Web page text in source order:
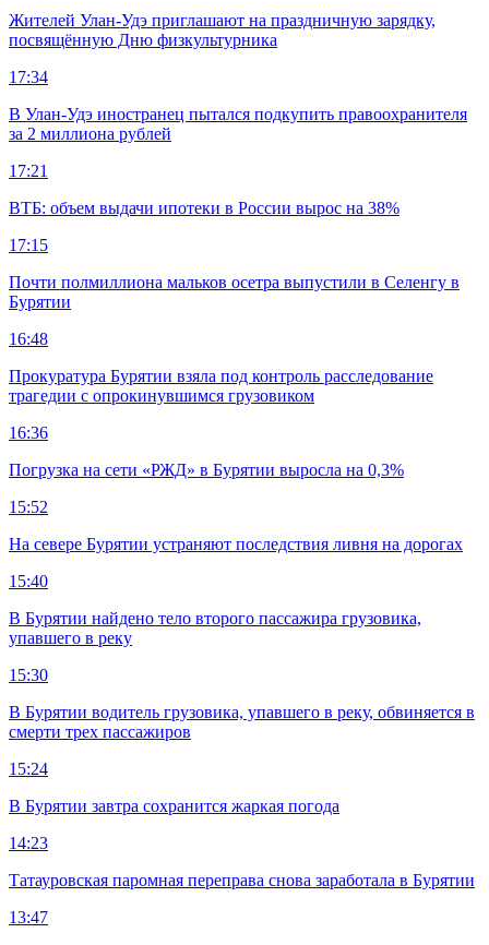
Жителей Улан-Удэ приглашают на праздничную зарядку,
посвящённую Дню физкультурника
17:34
В Улан-Удэ иностранец пытался подкупить правоохранителя
за 2 миллиона рублей
17:21
ВТБ: объем выдачи ипотеки в России вырос на 38%
17:15
Почти полмиллиона мальков осетра выпустили в Селенгу в
Бурятии
16:48
Прокуратура Бурятии взяла под контроль расследование
трагедии с опрокинувшимся грузовиком
16:36
Погрузка на сети «РЖД» в Бурятии выросла на 0,3%
15:52
На севере Бурятии устраняют последствия ливня на дорогах
15:40
В Бурятии найдено тело второго пассажира грузовика,
упавшего в реку
15:30
В Бурятии водитель грузовика, упавшего в реку, обвиняется в
смерти трех пассажиров
15:24
В Бурятии завтра сохранится жаркая погода
14:23
Татауровская паромная переправа снова заработала в Бурятии
13:47